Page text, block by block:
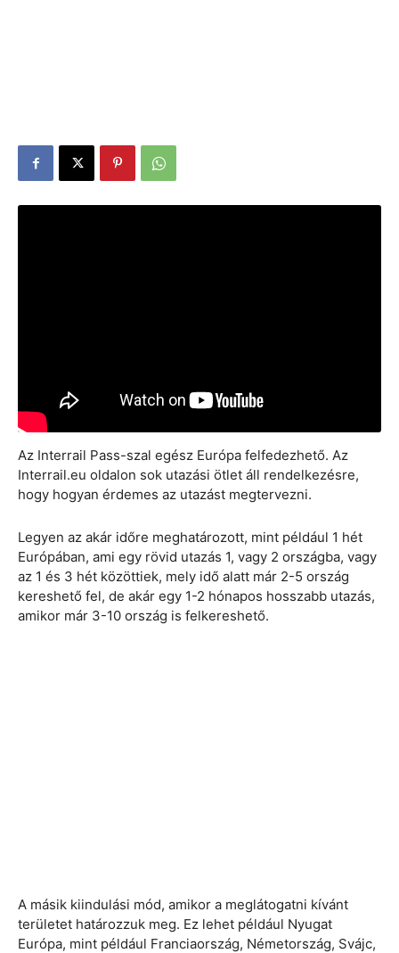
Az Interrail Pass-szal egész Európa felfedezhető. Az
Interrail.eu oldalon sok utazási ötlet áll rendelkezésre,
hogy hogyan érdemes az utazást megtervezni.
Legyen az akár időre meghatározott, mint például 1 hét
Európában, ami egy rövid utazás 1, vagy 2 országba, vagy
az 1 és 3 hét közöttiek, mely idő alatt már 2-5 ország
kereshető fel, de akár egy 1-2 hónapos hosszabb utazás,
amikor már 3-10 ország is felkereshető.
A másik kiindulási mód, amikor a meglátogatni kívánt
területet határozzuk meg. Ez lehet például Nyugat
Európa, mint például Franciaország, Németország, Svájc,